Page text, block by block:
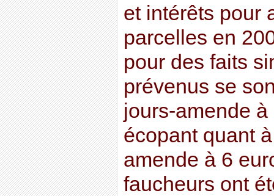
et intérêts pour
parcelles en
pour des faits
prévenus se
jours-amende
écopant quant
amende à 6
faucheurs ont